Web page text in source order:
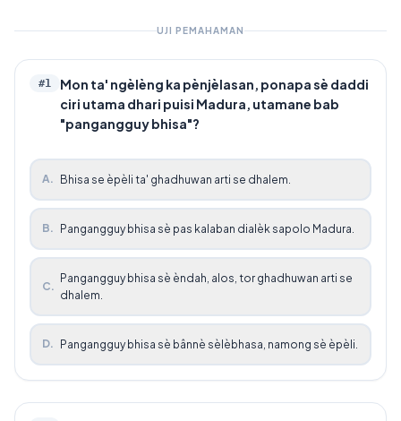
UJI PEMAHAMAN
#1
Mon ta' ngèlèng ka pènjèlasan, ponapa sè daddi
ciri utama dhari puisi Madura, utamane bab
"pangangguy bhisa"?
A. Bhisa se èpèli ta' ghadhuwan arti se dhalem.
B. Pangangguy bhisa sè pas kalaban dialèk sapolo Madura.
C.
Pangangguy bhisa sè èndah, alos, tor ghadhuwan arti se
dhalem.
D. Pangangguy bhisa sè bânnè sèlèbhasa, namong sè èpèli.